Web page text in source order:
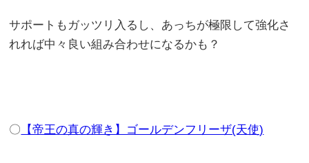
サポートもガッツリ入るし、あっちが極限して強化さ
れれば中々良い組み合わせになるかも？
〇 【帝王の真の輝き】ゴールデンフリーザ(天使)